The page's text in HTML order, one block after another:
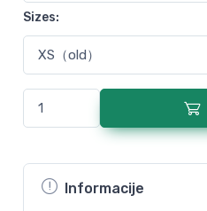
Sizes:
Informacije